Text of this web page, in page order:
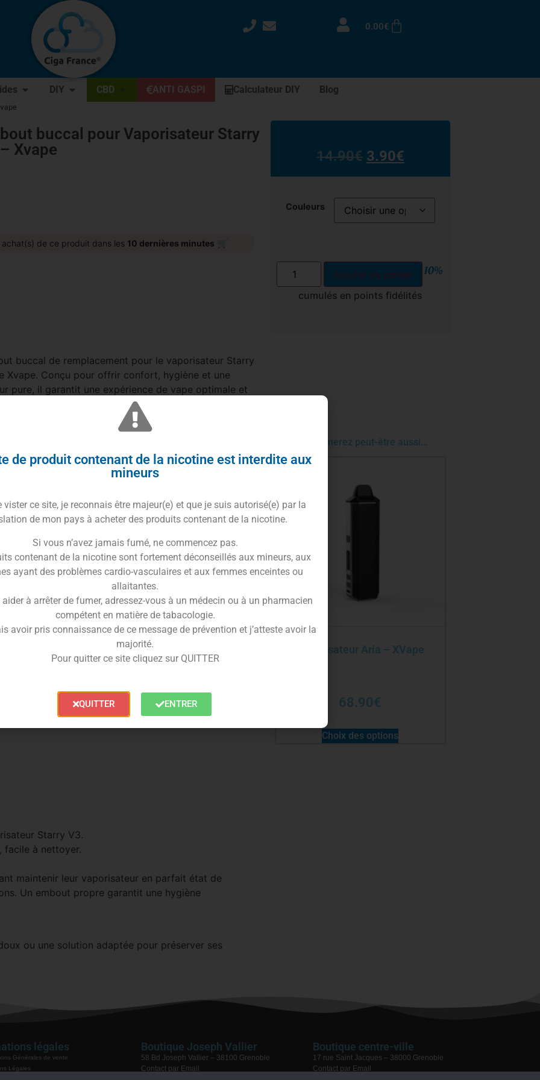
0.00€
DIY CBD ANTI GASPI Calculateur DIY Blog
buccal pour Vaporisateur Starry
Xvape
achat(s) de ce produit dans les 10 dernières minutes 🛒
buccal de remplacement pour le vaporisateur Starry
Xvape. Conçu pour offrir confort, hygiène et une
pure, il garantit une expérience de vape optimale et
14.90€ 3.90€
Couleurs
Ajouter au panier 10%
cumulés en points fidélités
Xvape
buccal de remplacement spécialement conçu pour
matériaux de haute qualité, cet accessoire garantit
les saveurs authentiques de vos herbes et
Starry V3.
facile à nettoyer.
maintenir leur vaporisateur en parfait état de
Un embout propre garantit une hygiène
ou une solution adaptée pour préserver ses
Vous aimerez peut-être aussi…
Vaporisateur Aria – XVape
68.90€
Choix des options
légales
Générales de vente
Légales
Boutique Joseph Vallier
58 Bd Joseph Vallier – 38100 Grenoble
Contact par Email
Boutique centre-ville
17 rue Saint Jacques – 38000 Grenoble
Contact par Email
de produit contenant de la nicotine est interdite aux
mineurs
vister ce site, je reconnais être majeur(e) et que je suis autorisé(e) par la
de mon pays à acheter des produits contenant de la nicotine.
Si vous n’avez jamais fumé, ne commencez pas.
contenant de la nicotine sont fortement déconseillés aux mineurs, aux
ayant des problèmes cardio-vasculaires et aux femmes enceintes ou
allaitantes.
à arrêter de fumer, adressez-vous à un médecin ou à un pharmacien
compétent en matière de tabacologie.
avoir pris connaissance de ce message de prévention et j’atteste avoir la
majorité.
Pour quitter ce site cliquez sur QUITTER
QUITTER ENTRER